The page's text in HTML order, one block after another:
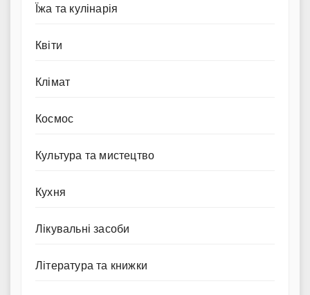
Їжа та кулінарія
Квіти
Клімат
Космос
Культура та мистецтво
Кухня
Лікувальні засоби
Література та книжки